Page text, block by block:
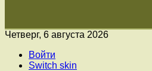
Четверг, 6 августа 2026
Войти
Switch skin